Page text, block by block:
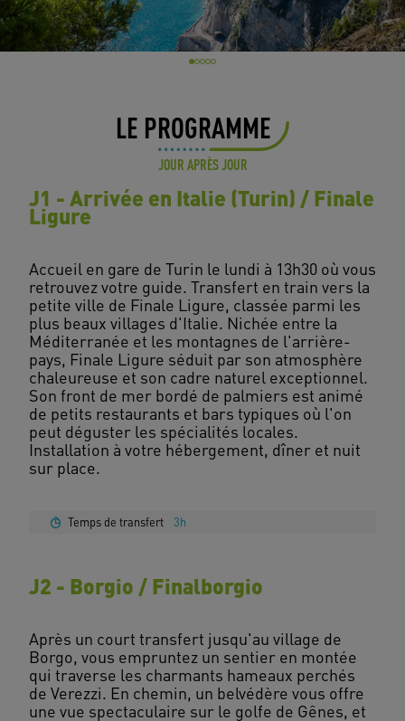
LE PROGRAMME
JOUR APRÈS JOUR
J1 - Arrivée en Italie (Turin) / Finale
Ligure
Accueil en gare de Turin le lundi à 13h30 où vous
retrouvez votre guide. Transfert en train vers la
petite ville de Finale Ligure, classée parmi les
plus beaux villages d'Italie. Nichée entre la
Méditerranée et les montagnes de l'arrière-
pays, Finale Ligure séduit par son atmosphère
chaleureuse et son cadre naturel exceptionnel.
Son front de mer bordé de palmiers est animé
de petits restaurants et bars typiques où l'on
peut déguster les spécialités locales.
Installation à votre hébergement, dîner et nuit
sur place.
Temps de transfert 3h
J2 - Borgio / Finalborgio
Après un court transfert jusqu'au village de
Borgo, vous empruntez un sentier en montée
qui traverse les charmants hameaux perchés
de Verezzi. En chemin, un belvédère vous offre
une vue spectaculaire sur le golfe de Gênes, et